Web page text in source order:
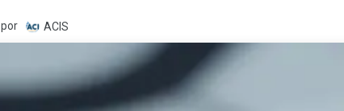
por ACIS